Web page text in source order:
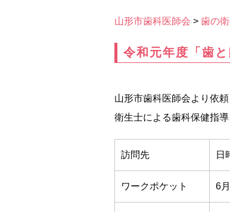
山形市歯科医師会 > 歯の
令和元年度「歯
山形市歯科医師会より依
衛生士による歯科保健指
訪問先 日
ワークポケット 6